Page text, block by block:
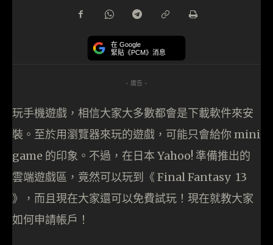
在 Google
緊貼《PCM》消息
- 廣告 -
玩手機遊戲，相信大家大多數都會是下載軟件來安
裝。至於用瀏覽器來玩的遊戲，可能只會給你 mini
game 的印象。不過，在日本 Yahoo! 準備推出的
雲端遊戲區，竟然可以玩到《 Final Fantasy 13
》，而且現在大家還可以免費試玩！現在就教大家
如何申請帳戶！